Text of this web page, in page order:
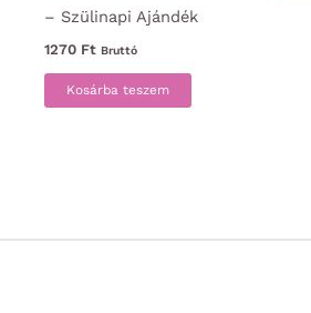
– Szülinapi Ajándék
1270 Ft Bruttó
Kosárba teszem